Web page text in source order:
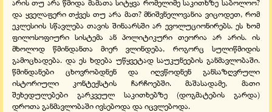
და ყველაფერი თქვეს თუ არა მათ? მნიშვნელოვანია ვიცოდეთ, რომ
ეკლესიის სწავლება თავის შინაარსში არ ევოლუციონირებს. ეს ხომ
ფილოსოფიური სისტემა ან პოლიტიკური თეორია არ არის. ის
მხოლოდ წმინდანთა მიერ ვლინდება, როგორც სულიწმიდის
გამოცხადება. და ეს ხდება უწყვეტად საუკუნეების განმავლობაში.
წმინდანები ცხოვრობდნენ და იღვწოდნენ განსაზღვრული
ისტორიული კონტექსტის ჩარჩოებში. მაშასადამე, მათი
შეხედულებები გარკვეულ საკითხებზე (დოგმატების გარდა)
დროთა განმავლობაში ივსებოდა და იცვლებოდა.